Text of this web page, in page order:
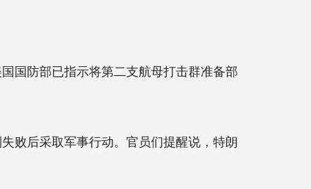
国防部已指示将第二支航母打击群准备部
败后采取军事行动。官员们提醒说，特朗